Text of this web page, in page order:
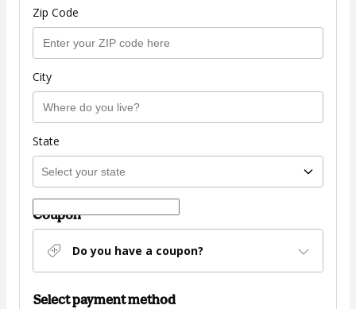
Zip Code
City
State
Coupon
Do you have a coupon?
Select payment method